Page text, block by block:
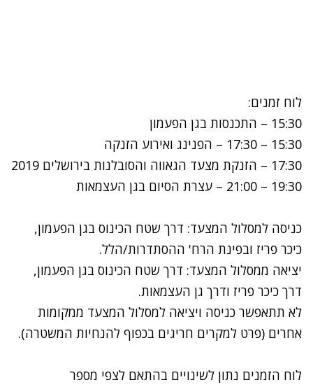
לוח זמנים:
15:30 – התכנסות בגן הפעמון
15:30 – 17:30 – הפנינג ואירוע הזנקה
17:30 – הזנקת מצעד הגאווה והסובלנות בירושלים 2019
19:30 – 21:00 – עצרת הסיום בגן העצמאות
כניסה למסלול המצעד: דרך שטח הכינוס בגן הפעמון,
כיכר פריז ובפינת הרח' ההסתדרות/הלל.
יציאה ממסלול המצעד: דרך שטח הכינוס בגן הפעמון,
דרך כיכר פריז ודרך גן העצמאות.
לא תתאפשר כניסה ויציאה למסלול המצעד ממקומות
אחרים (פרט למקרים חריגים בכפוף להנחיות המשטרה).
לוח הזמנים נתון לשינויים בהתאם לצפי מספר